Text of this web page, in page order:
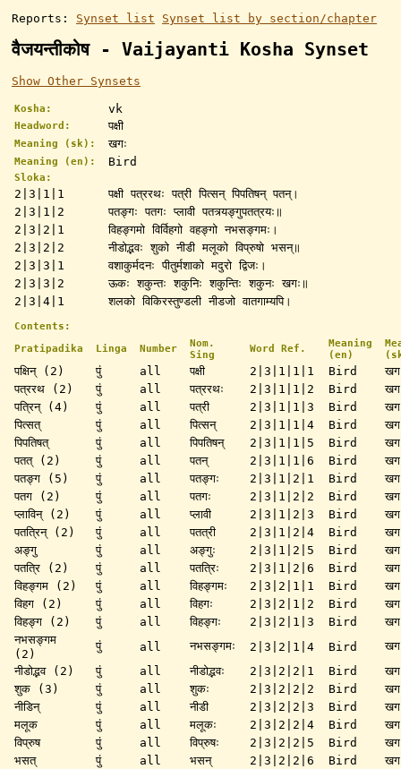
Reports: Synset list Synset list by section/chapter
वैजयन्तीकोष - Vaijayanti Kosha Synset
Show Other Synsets
Kosha: vk
Headword: पक्षी
Meaning (sk): खगः
Meaning (en): Bird
Sloka:
2|3|1|1
पक्षी पत्ररथः पत्री पित्सन् पिपतिषन् पतन्।
2|3|1|2
पतङ्गः पतगः प्लावी पतत्र्यङ्गुपतत्रयः॥
2|3|2|1
विहङ्गमो विर्विहगो वहङ्गो नभसङ्गमः।
2|3|2|2
नीडोद्भवः शुको नीडी मलूको विप्रुषो भसन्॥
2|3|3|1
वशाकुर्मदनः पीतुर्मशाको मदुरो द्विजः।
2|3|3|2
ऊकः शकुन्तः शकुनिः शकुन्तिः शकुनः खगः॥
2|3|4|1
शलको विकिरस्तुण्डली नीडजो वातगाम्यपि।
Contents:
Pratipadika
Linga Number
Nom.
Sing
Word Ref.
Meaning
(en)
पक्षिन् (2) पुं all पक्षी 2|3|1|1|1 Bird
पत्ररथ (2)
पुं all पत्ररथः 2|3|1|1|2 Bird
पत्रिन् (4)
पुं all पत्री 2|3|1|1|3 Bird
पित्सत्
पुं all पित्सन् 2|3|1|1|4 Bird
पिपतिषत्
पुं all पिपतिषन् 2|3|1|1|5 Bird
पतत् (2)
पुं all पतन् 2|3|1|1|6 Bird
पतङ्ग (5)
पुं all पतङ्गः 2|3|1|2|1 Bird
पतग (2)
पुं all पतगः 2|3|1|2|2 Bird
प्लाविन् (2)
पुं all प्लावी 2|3|1|2|3 Bird
पतत्रिन् (2)
पुं all पतत्री 2|3|1|2|4 Bird
अङ्गु
पुं all अङ्गुः 2|3|1|2|5 Bird
पतत्रि (2)
पुं all पतत्रिः 2|3|1|2|6 Bird
विहङ्गम (2)
पुं all विहङ्गमः 2|3|2|1|1 Bird
विहग (2)
पुं all विहगः 2|3|2|1|2 Bird
विहङ्ग (2)
पुं all विहङ्गः 2|3|2|1|3 Bird
नभसङ्गम
(2)
पुं all नभसङ्गमः 2|3|2|1|4 Bird
नीडोद्भव (2)
पुं all नीडोद्भवः 2|3|2|2|1 Bird
शुक (3)
पुं all शुकः 2|3|2|2|2 Bird
नीडिन्
पुं all नीडी 2|3|2|2|3 Bird
मलूक
पुं all मलूकः 2|3|2|2|4 Bird
विप्रुष
पुं all विप्रुषः 2|3|2|2|5 Bird
भसत्
पुं all भसन् 2|3|2|2|6 Bird